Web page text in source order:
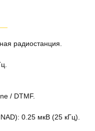
радиостанция.
/ DTMF.
0.25 мкВ (25 кГц).